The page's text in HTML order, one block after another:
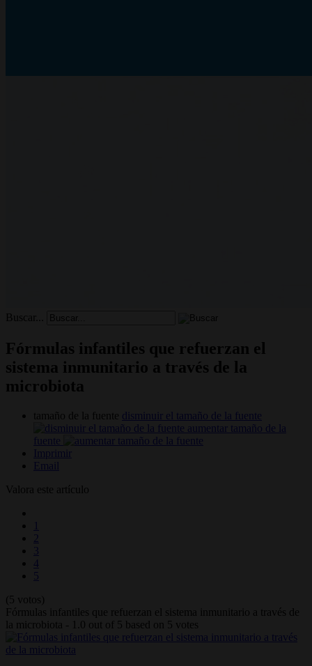
Buscar...
Fórmulas infantiles que refuerzan el
sistema inmunitario a través de la
microbiota
tamaño de la fuente disminuir el tamaño de la fuente
aumentar tamaño de la
fuente
Imprimir
Email
Valora este artículo
1
2
3
4
5
(5 votos)
Fórmulas infantiles que refuerzan el sistema inmunitario a través de
la microbiota - 1.0 out of 5 based on 5 votes